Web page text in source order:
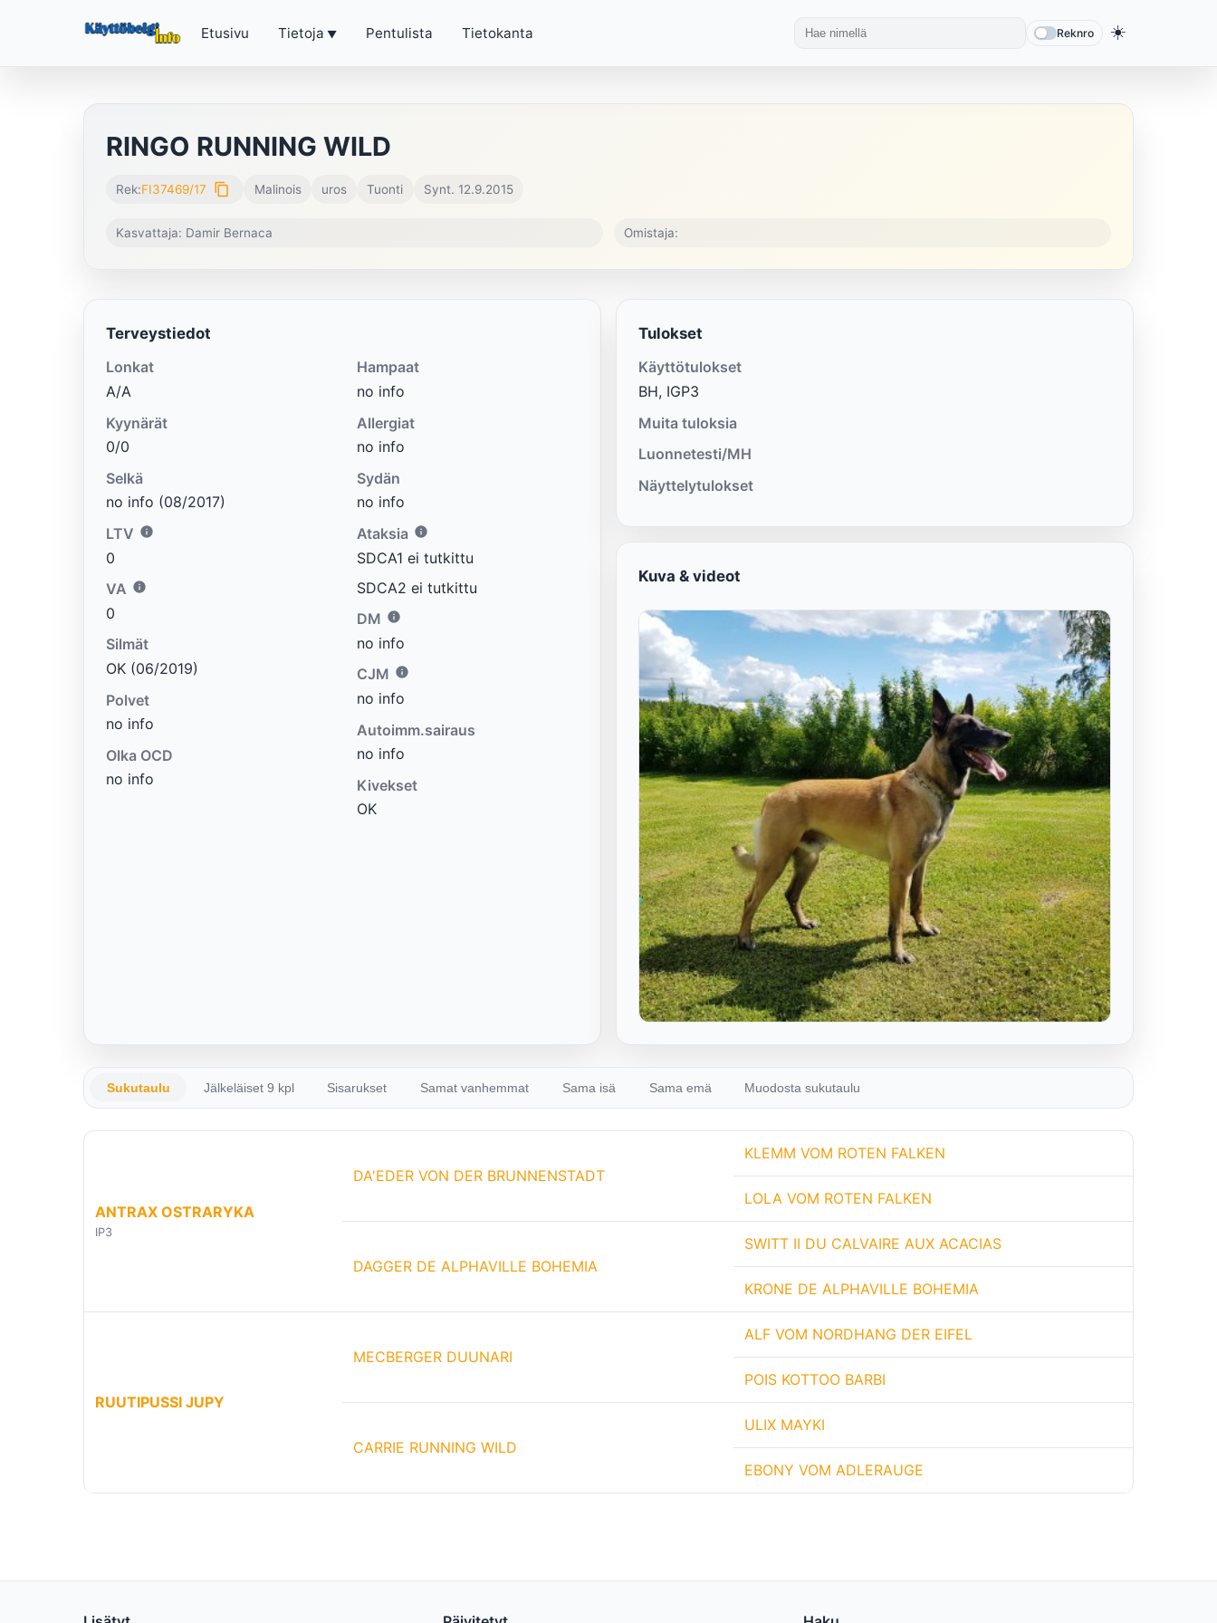
Etusivu Tietoja Pentulista Tietokanta Reknro ☀️
RINGO RUNNING WILD
Rek:FI37469/17 content_copy Malinois uros Tuonti Synt. 12.9.2015
Kasvattaja: Damir Bernaca Omistaja:
Terveystiedot
Lonkat
A/A
Kyynärät
0/0
Selkä
no info (08/2017)
LTV
0
VA
0
Silmät
OK (06/2019)
Polvet
no info
Olka OCD
no info
Hampaat
no info
Allergiat
no info
Sydän
no info
Ataksia
SDCA1 ei tutkittu
SDCA2 ei tutkittu
DM
no info
CJM
no info
Autoimm.sairaus
no info
Kivekset
OK
Tulokset
Käyttötulokset
BH, IGP3
Muita tuloksia
Luonnetesti/MH
Näyttelytulokset
Kuva & videot
Sukutaulu Jälkeläiset 9 kpl Sisarukset Samat vanhemmat Sama isä Sama emä Muodosta sukutaulu
ANTRAX OSTRARYKA
IP3
DA'EDER VON DER BRUNNENSTADT
KLEMM VOM ROTEN FALKEN
LOLA VOM ROTEN FALKEN
DAGGER DE ALPHAVILLE BOHEMIA
SWITT II DU CALVAIRE AUX ACACIAS
KRONE DE ALPHAVILLE BOHEMIA
RUUTIPUSSI JUPY
MECBERGER DUUNARI
ALF VOM NORDHANG DER EIFEL
POIS KOTTOO BARBI
CARRIE RUNNING WILD
ULIX MAYKI
EBONY VOM ADLERAUGE